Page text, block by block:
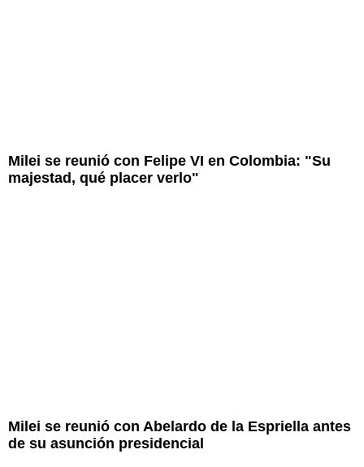
Milei se reunió con Felipe VI en Colombia: "Su
majestad, qué placer verlo"
Milei se reunió con Abelardo de la Espriella antes
de su asunción presidencial